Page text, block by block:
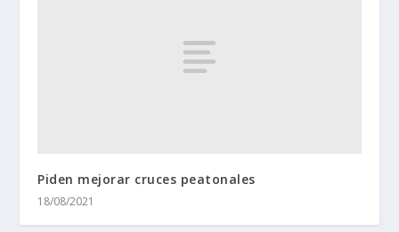
Piden mejorar cruces peatonales
18/08/2021